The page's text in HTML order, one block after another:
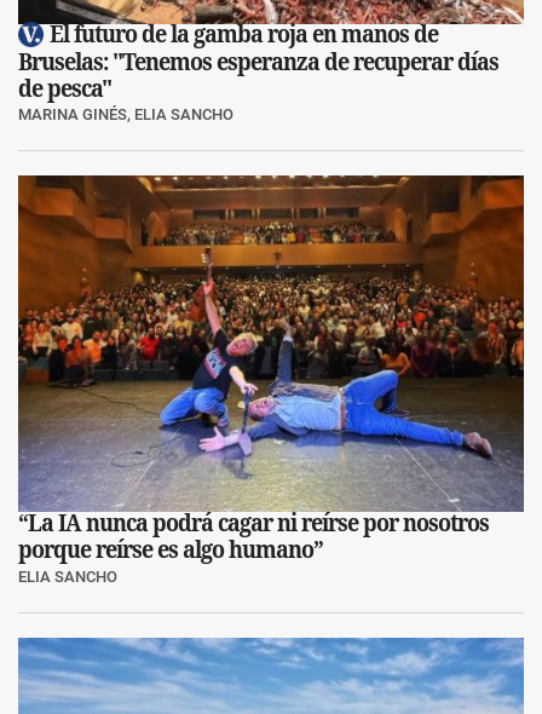
El futuro de la gamba roja en manos de
Bruselas: "Tenemos esperanza de recuperar días
de pesca"
MARINA GINÉS, ELIA SANCHO
“La IA nunca podrá cagar ni reírse por nosotros
porque reírse es algo humano”
ELIA SANCHO